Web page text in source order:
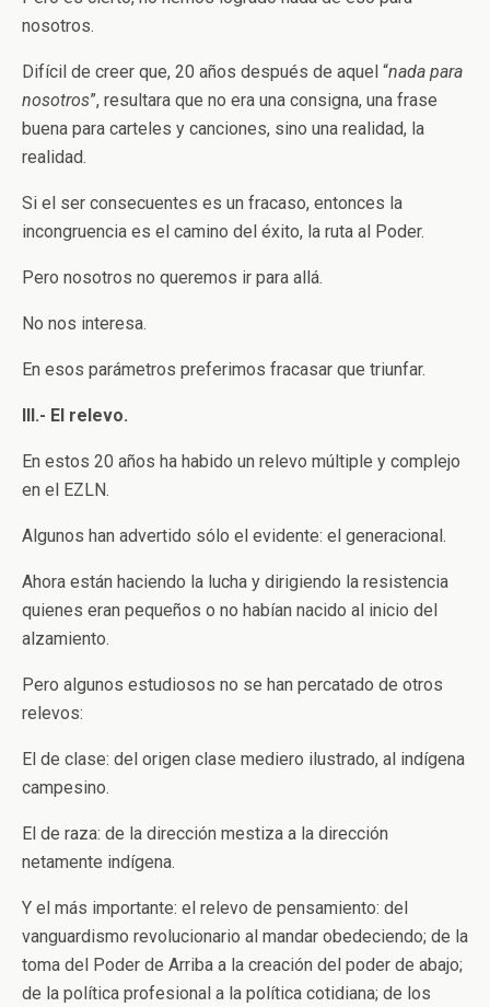
nosotros.
Difícil de creer que, 20 años después de aquel “nada para
nosotros”, resultara que no era una consigna, una frase
buena para carteles y canciones, sino una realidad, la
realidad.
Si el ser consecuentes es un fracaso, entonces la
incongruencia es el camino del éxito, la ruta al Poder.
Pero nosotros no queremos ir para allá.
No nos interesa.
En esos parámetros preferimos fracasar que triunfar.
III.- El relevo.
En estos 20 años ha habido un relevo múltiple y complejo
en el EZLN.
Algunos han advertido sólo el evidente: el generacional.
Ahora están haciendo la lucha y dirigiendo la resistencia
quienes eran pequeños o no habían nacido al inicio del
alzamiento.
Pero algunos estudiosos no se han percatado de otros
relevos:
El de clase: del origen clase mediero ilustrado, al indígena
campesino.
El de raza: de la dirección mestiza a la dirección
netamente indígena.
Y el más importante: el relevo de pensamiento: del
vanguardismo revolucionario al mandar obedeciendo; de la
toma del Poder de Arriba a la creación del poder de abajo;
de la política profesional a la política cotidiana; de los